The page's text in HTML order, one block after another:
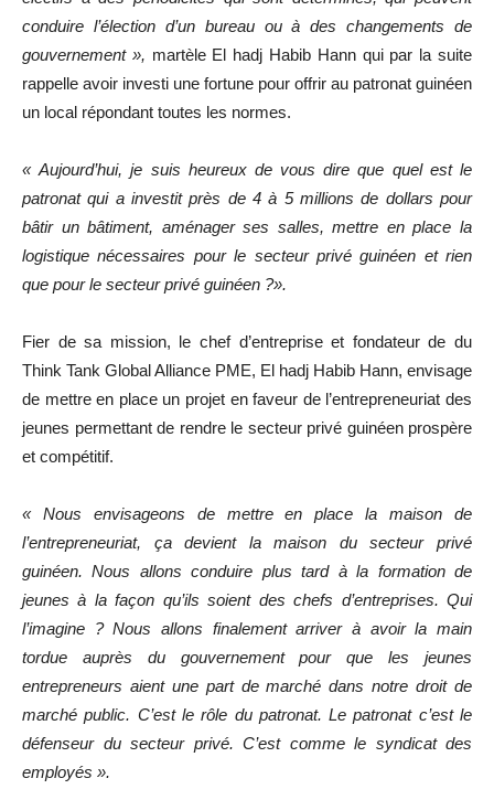
conduire l’élection d’un bureau ou à des changements de
gouvernement », martèle El hadj Habib Hann qui par la suite
rappelle avoir investi une fortune pour offrir au patronat guinéen
un local répondant toutes les normes.
« Aujourd’hui, je suis heureux de vous dire que quel est le
patronat qui a investit près de 4 à 5 millions de dollars pour
bâtir un bâtiment, aménager ses salles, mettre en place la
logistique nécessaires pour le secteur privé guinéen et rien
que pour le secteur privé guinéen ?».
Fier de sa mission, le chef d’entreprise et fondateur de du
Think Tank Global Alliance PME, El hadj Habib Hann, envisage
de mettre en place un projet en faveur de l’entrepreneuriat des
jeunes permettant de rendre le secteur privé guinéen prospère
et compétitif.
« Nous envisageons de mettre en place la maison de
l’entrepreneuriat, ça devient la maison du secteur privé
guinéen. Nous allons conduire plus tard à la formation de
jeunes à la façon qu’ils soient des chefs d’entreprises. Qui
l’imagine ? Nous allons finalement arriver à avoir la main
tordue auprès du gouvernement pour que les jeunes
entrepreneurs aient une part de marché dans notre droit de
marché public. C’est le rôle du patronat. Le patronat c’est le
défenseur du secteur privé. C’est comme le syndicat des
employés ».